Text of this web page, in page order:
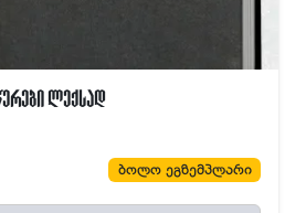
ლექსად
ბოლო ეგზემპლარი